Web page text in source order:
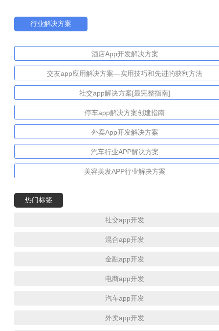
行业解决方案
酒店App开发解决方案
交友app应用解决方案—实用技巧和先进的获利方法
社交app解决方案[最完整指南]
停车app解决方案创建指南
外卖App开发解决方案
汽车行业APP解决方案
美容美发APP行业解决方案
热门标签
社交app开发
混合app开发
金融app开发
电商app开发
汽车app开发
外卖app开发